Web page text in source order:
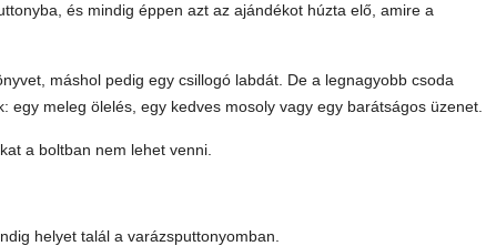
és mindig éppen azt az ajándékot húzta elő, amire a
máshol pedig egy csillogó labdát. De a legnagyobb csoda
meleg ölelés, egy kedves mosoly vagy egy barátságos üzenet.
a boltban nem lehet venni.
helyet talál a varázsputtonyomban.